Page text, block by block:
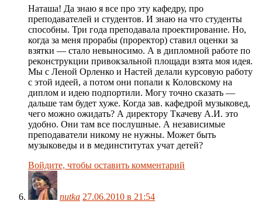
Наташа! Да знаю я все про эту кафедру, про
преподавателей и студентов. И знаю на что студенты
способны. Три года преподавала проектирование. Но,
когда за меня прорабы (проректор) ставил оценки за
взятки — стало невыносимо. А в дипломной работе по
реконструкции привокзальной площади взята моя идея.
Мы с Леной Орленко и Настей делали курсовую работу
с этой идеей, а потом они попали к Коловскому на
диплом и идею подпортили. Могу точно сказать —
дальше там будет хуже. Когда зав. кафедрой музыковед,
чего можно ожидать? А директору Ткачеву А.И. это
удобно. Они там все послушные. А независимые
преподаватели никому не нужны. Может быть
музыковеды и в мединститутах учат детей?
Войдите, чтобы оставить комментарий
nutka 27.06.2010 в 21:54